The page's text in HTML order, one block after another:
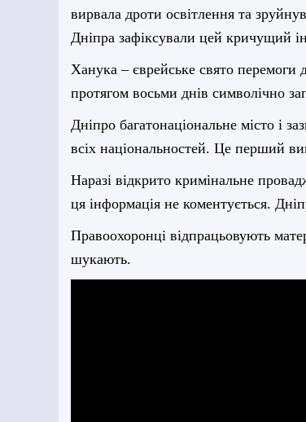
вирвала дроти освітлення та
Дніпра зафіксували цей кричущий
Ханука – єврейське свято
протягом восьми днів символічно
Дніпро багатонаціональне місто і
всіх національностей. Це перший
Наразі відкрито кримінальне
ця інформація не коментується.
Правоохоронці відпрацьовують
шукають.